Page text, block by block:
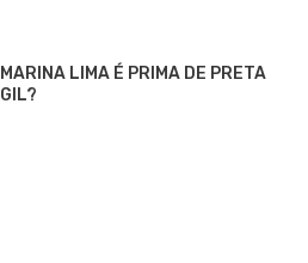
MARINA LIMA É PRIMA DE PRETA
GIL?